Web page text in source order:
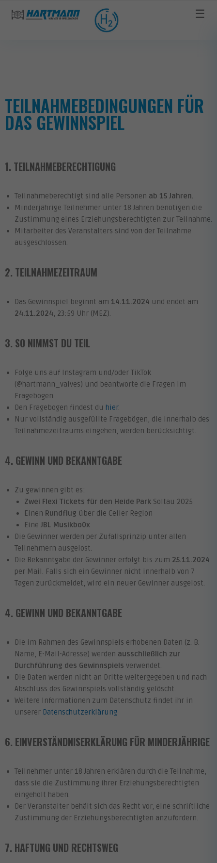
☰
TEILNAHMEBEDINGUNGEN FÜR
DAS GEWINNSPIEL
1. TEILNAHMEBERECHTIGUNG
Teilnahmeberechtigt sind alle Personen ab 15 Jahren.
Minderjährige Teilnehmer unter 18 Jahren benötigen die
Zustimmung eines Erziehungsberechtigten zur Teilnahme.
Mitarbeiter des Veranstalters sind von der Teilnahme
ausgeschlossen.
2. TEILNAHMEZEITRAUM
Das Gewinnspiel beginnt am 14.11.2024 und endet am
24.11.2024, 23:59 Uhr (MEZ).
3. SO NIMMST DU TEIL
Folge uns auf Instagram und/oder TikTok
(@hartmann_valves) und beantworte die Fragen im
Fragebogen.
Den Fragebogen findest du hier.
Nur vollständig ausgefüllte Fragebögen, die innerhalb des
Teilnahmezeitraums eingehen, werden berücksichtigt.
4. GEWINN UND BEKANNTGABE
Zu gewinnen gibt es:
Zwei Flexi Tickets für den Heide Park Soltau 2025
Einen Rundflug über die Celler Region
Eine JBL Musikbo0x
Die Gewinner werden per Zufallsprinzip unter allen
Teilnehmern ausgelost.
Die Bekanntgabe der Gewinner erfolgt bis zum 25.11.2024
per Mail. Falls sich ein Gewinner nicht innerhalb von 7
Tagen zurückmeldet, wird ein neuer Gewinner ausgelost.
4. GEWINN UND BEKANNTGABE
Die im Rahmen des Gewinnspiels erhobenen Daten (z. B.
Name, E-Mail-Adresse) werden ausschließlich zur
Durchführung des Gewinnspiels verwendet.
Die Daten werden nicht an Dritte weitergegeben und nach
Abschluss des Gewinnspiels vollständig gelöscht.
Weitere Informationen zum Datenschutz findet ihr in
unserer Datenschutzerklärung
6. EINVERSTÄNDNISERKLÄRUNG FÜR MINDERJÄHRIGE
Teilnehmer unter 18 Jahren erklären durch die Teilnahme,
dass sie die Zustimmung ihrer Erziehungsberechtigten
eingeholt haben.
Der Veranstalter behält sich das Recht vor, eine schriftliche
Zustimmung der Erziehungsberechtigten anzufordern.
7. HAFTUNG UND RECHTSWEG